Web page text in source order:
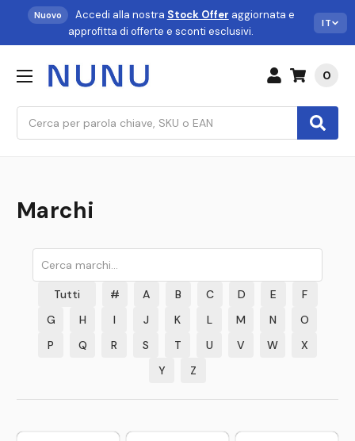
Nuovo Accedi alla nostra Stock Offer aggiornata e
approfitta di offerte e sconti esclusivi.
IT
0
Marchi
Tutti # A B C D E
F
G
H I J K L M N
O
P
Q R S T U V W
X
Y
Z